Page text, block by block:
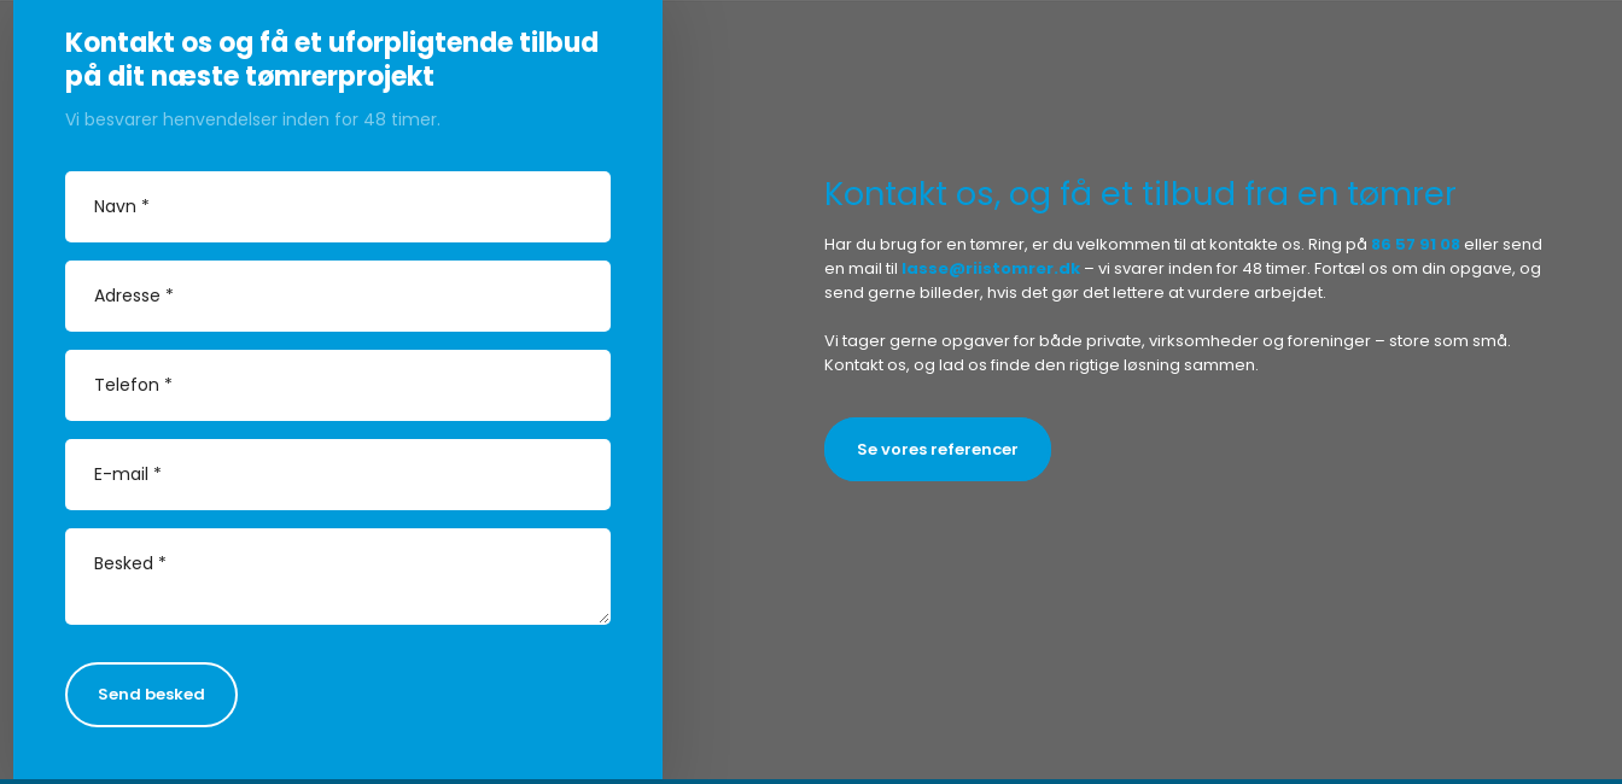
Kontakt os og få et uforpligtende tilbud
på dit næste tømrerprojekt
Vi besvarer henvendelser inden for 48 timer.
Kontakt os, og få et tilbud fra en tømrer
Har du brug for en tømrer, er du velkommen til at kontakte os. Ring på 86 57 91 08eller send
en mail til lasse@riistomrer.dk– vi svarer inden for 48 timer. Fortæl os om din opgave, og
send gerne billeder, hvis det gør det lettere at vurdere arbejdet.
Vi tager gerne opgaver for både private, virksomheder og foreninger – store som små.
Kontakt os, og lad os finde den rigtige løsning sammen.​
Se vores referencer